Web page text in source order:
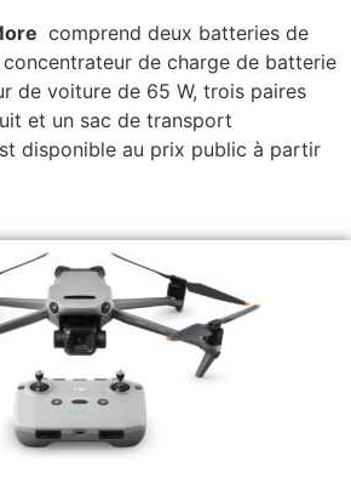
comprend deux batteries de
de charge de batterie
de voiture de 65 W, trois paires
et un sac de transport
disponible au prix public à partir